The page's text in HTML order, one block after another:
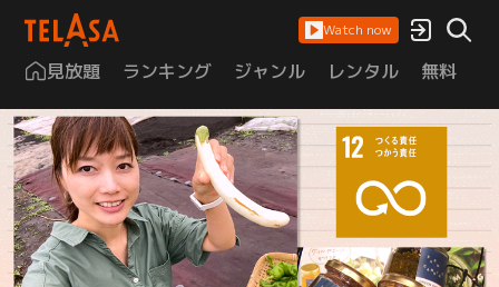
Watch now
見放題 ランキング ジャンル レンタル 無料